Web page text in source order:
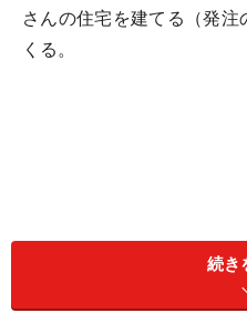
さんの住宅を建てる（発
くる。
続き